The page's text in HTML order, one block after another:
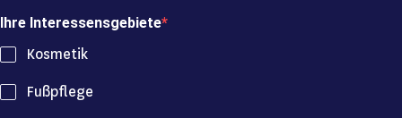
Ihre Interessensgebiete
Kosmetik
Fußpflege